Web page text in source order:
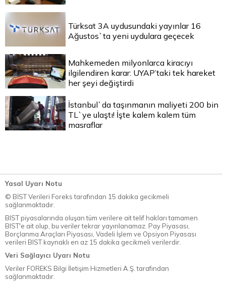
Türksat 3A uydusundaki yayınlar 16
Ağustos`ta yeni uydulara geçecek
Mahkemeden milyonlarca kiracıyı
ilgilendiren karar: UYAP’taki tek hareket
her şeyi değiştirdi
İstanbul`da taşınmanın maliyeti 200 bin
TL`ye ulaştı! İşte kalem kalem tüm
masraflar
Yasal Uyarı Notu
© BİST Verileri Foreks tarafından 15 dakika gecikmeli
sağlanmaktadır.
BIST piyasalarında oluşan tüm verilere ait telif hakları tamamen
BIST'e ait olup, bu veriler tekrar yayınlanamaz. Pay Piyasası,
Borçlanma Araçları Piyasası, Vadeli İşlem ve Opsiyon Piyasası
verileri BIST kaynaklı en az 15 dakika gecikmeli verilerdir.
Veri Sağlayıcı Uyarı Notu
Veriler FOREKS Bilgi İletişim Hizmetleri A.Ş. tarafından
sağlanmaktadır.